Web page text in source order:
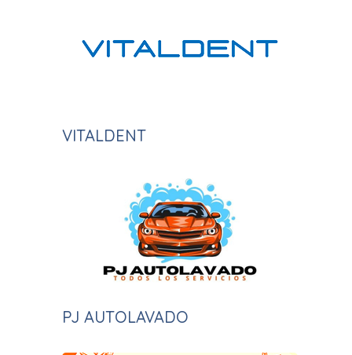
VITALDENT
PJ AUTOLAVADO